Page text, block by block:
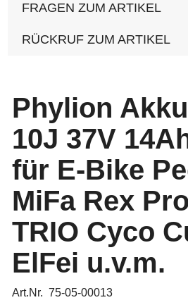
FRAGEN ZUM ARTIKEL
RÜCKRUF ZUM ARTIKEL
Phylion
10J 37V
für E-Bike
MiFa Rex
TRIO Cyco
ElFei u.v.m.
Art.Nr. 75-05-00013